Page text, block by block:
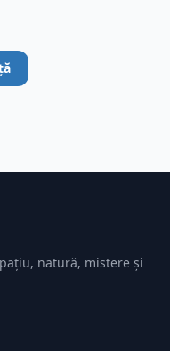
natură, mistere și